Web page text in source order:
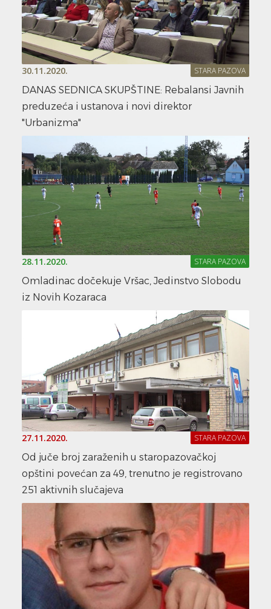
30.11.2020. STARA PAZOVA
DANAS SEDNICA SKUPŠTINE: Rebalansi Javnih
preduzeća i ustanova i novi direktor
"Urbanizma"
28.11.2020. STARA PAZOVA
Omladinac dočekuje Vršac, Jedinstvo Slobodu
iz Novih Kozaraca
27.11.2020. STARA PAZOVA
Od juče broj zaraženih u staropazovačkoj
opštini povećan za 49, trenutno je registrovano
251 aktivnih slučajeva